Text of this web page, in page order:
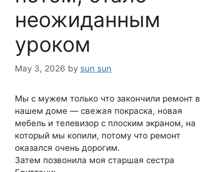
неожиданным
уроком
May 3, 2026 by sun sun
Мы с мужем только что закончили ремонт в
нашем доме — свежая покраска, новая
мебель и телевизор с плоским экраном, на
который мы копили, потому что ремонт
оказался очень дорогим.
Затем позвонила моя старшая сестра